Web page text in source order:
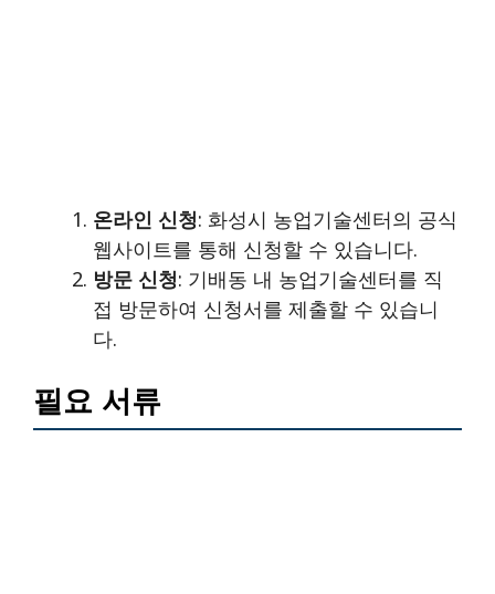
온라인 신청: 화성시 농업기술센터의 공식
웹사이트를 통해 신청할 수 있습니다.
방문 신청: 기배동 내 농업기술센터를 직
접 방문하여 신청서를 제출할 수 있습니
다.
필요 서류